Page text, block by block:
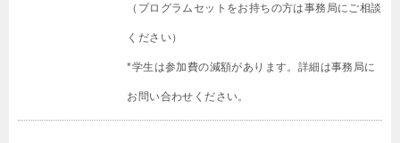
（プログラムセットをお持ちの方は事務局にご相談
ください）
*学生は参加費の減額があります。詳細は事務局に
お問い合わせください。